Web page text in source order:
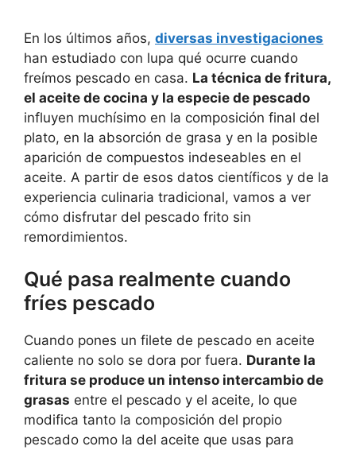
En los últimos años, diversas investigaciones
han estudiado con lupa qué ocurre cuando
freímos pescado en casa. La técnica de fritura,
el aceite de cocina y la especie de pescado
influyen muchísimo en la composición final del
plato, en la absorción de grasa y en la posible
aparición de compuestos indeseables en el
aceite. A partir de esos datos científicos y de la
experiencia culinaria tradicional, vamos a ver
cómo disfrutar del pescado frito sin
remordimientos.
Qué pasa realmente cuando
fríes pescado
Cuando pones un filete de pescado en aceite
caliente no solo se dora por fuera. Durante la
fritura se produce un intenso intercambio de
grasas entre el pescado y el aceite, lo que
modifica tanto la composición del propio
pescado como la del aceite que usas para